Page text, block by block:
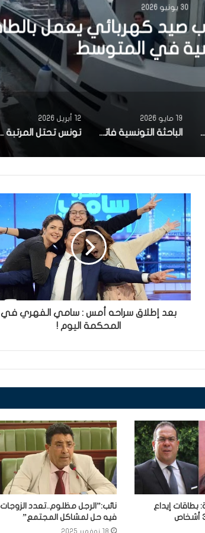
كهربائي يعمل بالطاقة
المتوسط
الباحثة التونسية فاتن المولدي تنجح في الحصول على براءة اختراع في الولايات المتحدة الأمريكية، وذلك بعد ابتكارها محركاً هجيناً ثورياً
12 أبريل 2026
تونس تحتل المرتبة الاولى افريقيا من حيث عدد النساء المطورات للبرمجيات
بعد إطلاق سراحه أمس : سامي الفهري في
المحكمة اليوم !
إيداع
نائب:”الرجل مظلوم..تعدد الزوجات
فيه حل لمشاكل المجتمع”
18 نوفمبر 2025